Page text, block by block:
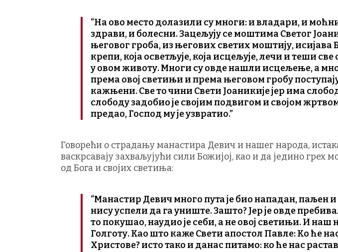
“На ово место долазили су многи: и владари, и
здрави, и болесни. Зацељују се моштима Светог
његовог гроба, из његових светих моштију, исијава
крепи, која осветљује, која исцељује, лечи и теши
у овом животу. Многи су овде нашли исцељење, а
према овој светињи и према његовом гробу
кажњени. Све то чини Свети Јоаникије јер има
слободу задобио је својим подвигом и својом
предао, Господ му је узвратио.”
Говорећи о страдању манастира Девич и нашег народа,
васкрсавају захваљујући сили Божијој, као и да једино грех
од Бога и својих светиња:
“Манастир Девич много пута је био нападан, паљен
нису успели да га униште. Зашто? Јер је овде
то покушао, наудио је себи, а не овој светињи. И наш
Голготу. Као што каже Свети апостол Павле: Ко ће
Христове? исто тако и данас питамо: ко ће нас